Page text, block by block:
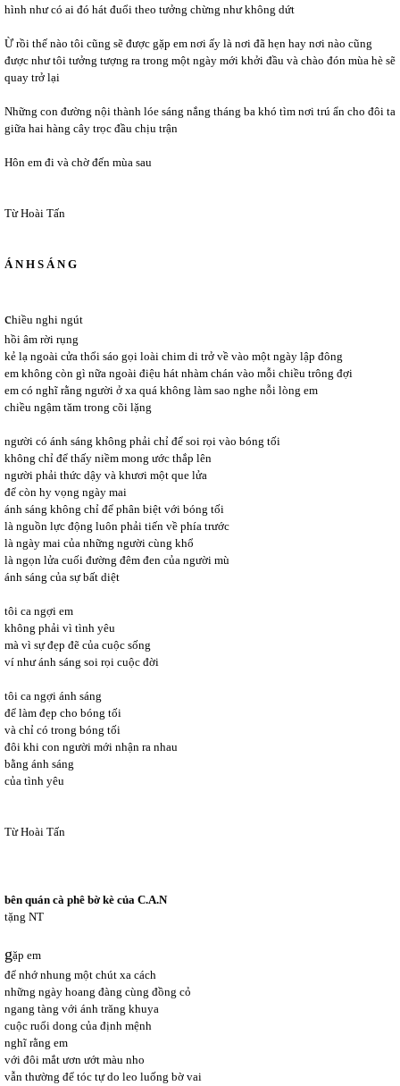
hình như có ai đó hát đuổi theo tưởng chừng như không dứt
Ừ rồi thế nào tôi cũng sẽ được gặp em nơi ấy là nơi đã hẹn hay nơi nào cũng
được như tôi tưởng tượng ra trong một ngày mới khởi đầu và chào đón mùa hè sẽ
quay trở lại
Những con đường nội thành lóe sáng nắng tháng ba khó tìm nơi trú ẩn cho đôi ta
giữa hai hàng cây trọc đầu chịu trận
Hôn em đi và chờ đến mùa sau
Từ Hoài Tấn
Á N H S Á N G
chiều nghi ngút
hồi âm rời rụng
kẻ lạ ngoài cửa thổi sáo gọi loài chim di trở về vào một ngày lập đông
em không còn gì nữa ngoài điệu hát nhàm chán vào mỗi chiều trông đợi
em có nghĩ rằng người ở xa quá không làm sao nghe nỗi lòng em
chiều ngậm tăm trong cõi lặng
người có ánh sáng không phải chỉ để soi rọi vào bóng tối
không chỉ để thấy niềm mong ước thắp lên
người phải thức dậy và khươi một que lửa
để còn hy vọng ngày mai
ánh sáng không chỉ để phân biệt với bóng tối
là nguồn lực động luôn phải tiến về phía trước
là ngày mai của những người cùng khổ
là ngọn lửa cuối đường đêm đen của người mù
ánh sáng của sự bất diệt
tôi ca ngợi em
không phải vì tình yêu
mà vì sự đẹp đẽ của cuộc sống
ví như ánh sáng soi rọi cuộc đời
tôi ca ngợi ánh sáng
để làm đẹp cho bóng tối
và chỉ có trong bóng tối
đôi khi con người mới nhận ra nhau
bằng ánh sáng
của tình yêu
Từ Hoài Tấn
bên quán cà phê bờ kè của C.A.N
tặng NT
gặp em
để nhớ nhung một chút xa cách
những ngày hoang đàng cùng đồng cỏ
ngang tàng với ánh trăng khuya
cuộc ruổi dong của định mệnh
nghĩ rằng em
với đôi mắt ươn ướt màu nho
vẫn thường để tóc tự do leo luống bờ vai